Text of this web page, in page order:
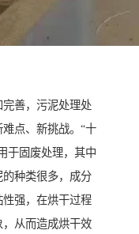
善，污泥处理处
点、新挑战。“十
于固废处理，其中
种类很多，成分
强，在烘干过程
从而造成烘干效